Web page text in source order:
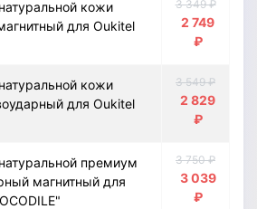
кожи
для Oukitel
3 349 ₽
2 749
₽
кожи
для Oukitel
3 549 ₽
2 829
₽
премиум
магнитный для
3 750 ₽
3 039
₽